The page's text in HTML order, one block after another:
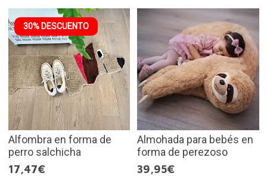
30% DESCUENTO
Alfombra en forma de
perro salchicha
17,47€
Almohada para bebés en
forma de perezoso
39,95€